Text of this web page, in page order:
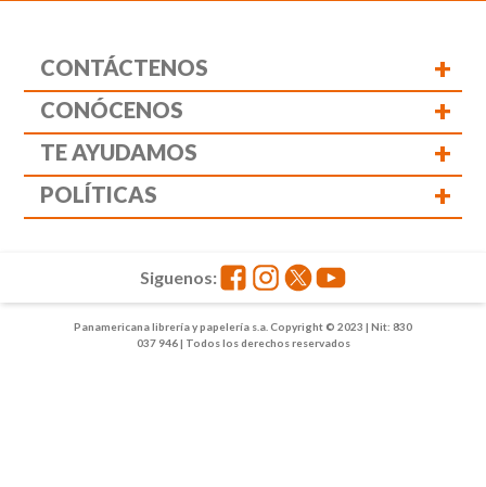
CONTÁCTENOS +
CONÓCENOS +
TE AYUDAMOS +
POLÍTICAS +
Panamericana librería y papelería s.a. Copyright © 2023 | Nit: 830
037 946 | Todos los derechos reservados
Siguenos: